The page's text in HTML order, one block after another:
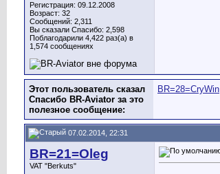
Регистрация: 09.12.2008
Возраст: 32
Сообщений: 2,311
Вы сказали Спасибо: 2,598
Поблагодарили 4,422 раз(а) в
1,574 сообщениях
Этот пользователь сказал
Спасибо BR-Aviator за это
полезное сообщение:
BR=28=CryWin
07.02.2014, 22:31
BR=21=Oleg
VAT "Berkuts"